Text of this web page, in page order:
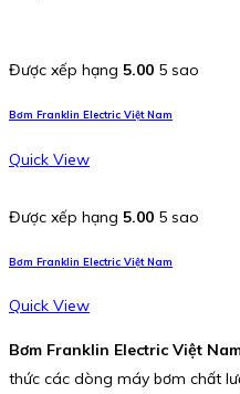
Được xếp hạng 5.00 5 sao
Bơm Franklin Electric Việt Nam
Quick View
Được xếp hạng 5.00 5 sao
Bơm Franklin Electric Việt Nam
Quick View
Bơm Franklin Electric Việt
thức các dòng máy bơm chất